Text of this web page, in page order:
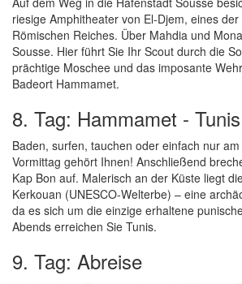
riesige Amphitheater von El-Djem, eines
Römischen Reiches. Über Mahdia und
Sousse. Hier führt Sie Ihr Scout durch die
prächtige Moschee und das imposante
Badeort Hammamet.
8. Tag: Hammamet - Tunis
Baden, surfen, tauchen oder einfach nur
Vormittag gehört Ihnen! Anschließend
Kap Bon auf. Malerisch an der Küste liegt
Kerkouan (UNESCO-Welterbe) – eine
da es sich um die einzige erhaltene
Abends erreichen Sie Tunis.
9. Tag: Abreise